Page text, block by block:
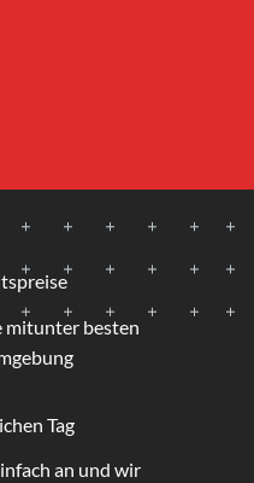
mitunter besten
Tag
an und wir